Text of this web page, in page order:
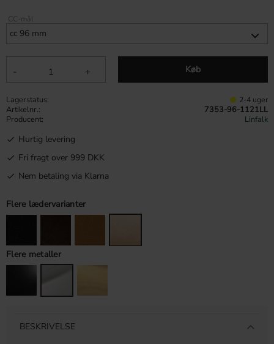
CC-mål
+
- Køb
Lagerstatus 2-4 uger
Artikelnr.
7353-96-1121LL
Producent
Linfalk
Hurtig levering
Fri fragt over 999 DKK
Nem betaling via Klarna
Flere lædervarianter
Flere metaller
BESKRIVELSE